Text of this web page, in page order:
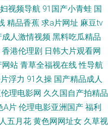
址 成人天堂网 免费观看国产视频
欧美性爰aa 91精品网 国产第92页
欧美 激情福利社 日本69视频 午夜
黄色超碰 1024成人网 草莓视频网
视频导航 91国产小青蛙 国
精品香蕉 求a片网址 麻豆tv
成人激情视频 黑料吃瓜精品
香港伦理剧 日韩大片观看网
网站 青草全福视在线 性导航
浮力 91久操 国产精品成人
理电影网 久久国自产拍精品
A片 伦理电影亚洲国产 福利
五月花 黄色网网址女 久草视